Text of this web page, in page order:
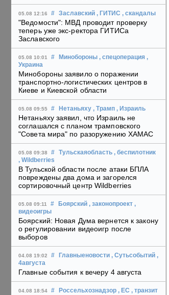
05.08 12:16 # Заславский , ГИТИС , скандалы
"Ведомости": МВД проводит проверку
теперь уже экс-ректора ГИТИСа
Заславского
05.08 10:01 # Минобороны , спецоперация ,
Украина
Минобороны заявило о поражении
транспортно-логистических центров в
Киеве и Киевской области
05.08 09:55 # Нетаньяху , Трамп , Израиль
Нетаньяху заявил, что Израиль не
соглашался с планом трамповского
"Совета мира" по разоружению ХАМАС
05.08 09:38 # Тульскаяобласть , беспилотник
, Wildberries
В Тульской области после атаки БПЛА
повреждены два дома и загорелся
сортировочный центр Wildberries
05.08 09:11 # Боярский , законопроект ,
видеоигры
Боярский: Новая Дума вернется к закону
о регулировании видеоигр после
выборов
04.08 19:02 # Главныеновости , Сутьсобытий ,
4августа
Главные события к вечеру 4 августа
04.08 18:54 # Россельхознадзор , ЕС , транзит